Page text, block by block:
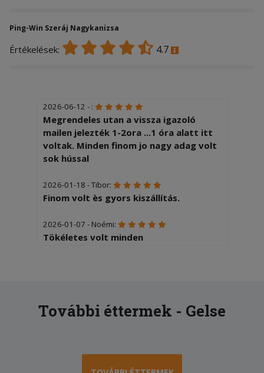
Ping-Win Szeráj Nagykanizsa
Értékelések: 4.7
2026-06-12 - :
Megrendeles utan a vissza igazoló
mailen jelezték 1-2ora ...1 óra alatt itt
voltak. Minden finom jo nagy adag volt
sok hússal
2026-01-18 - Tibor:
Finom volt ès gyors kiszállítás.
2026-01-07 - Noémi:
Tökéletes volt minden
További éttermek - Gelse